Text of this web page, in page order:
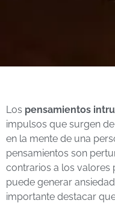
Los pensamientos
impulsos que surgen
en la mente de una
pensamientos son
contrarios a los valores
puede generar
importante destacar